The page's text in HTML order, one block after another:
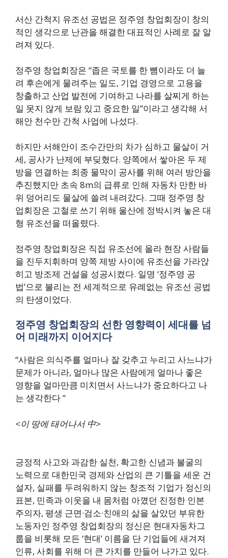
서산 간척지 유조선 공법은 정주영 창업회장이 창의
적인 생각으로 난관을 해결한 대표적인 사례로 잘 알
려져 있다.
정주영 창업회장은 “좁은 국토를 한 뼘이라도 더 늘
려 후손에게 물려주는 일도, 기업 경영으로 고용을
창출하고 산업 발전에 기여하고 나라를 살찌게 하는
일 못지 않게 보람 있고 중요한 일”이라고 생각해 서
해안 천수만 간척 사업에 나섰다.
하지만 서해안이 조수간만의 차가 심하고 물살이 거
세, 공사가 난제에 부딪혔다. 양쪽에서 쌓아온 두 제
방을 연결하는 최종 물막이 공사를 위해 여러 방안을
추진했지만 초속 8m의 급류로 인해 자동차 만한 바
위 덩어리도 물살에 쓸려 내려갔다. 그때 정주영 창
업회장은 고철로 쓰기 위해 울산에 정박시켜 놓은 대
형 유조선을 떠올렸다.
정주영 창업회장은 직접 유조선에 올라 현장 사람들
을 진두지휘하며 양쪽 제방 사이에 유조선을 가라앉
히고 방조제 건설을 성공시켰다. 일명 ‘정주영 공
법’으로 불리는 전 세계적으로 유례없는 유조선 공법
의 탄생이었다.
정주영 창업회장의 선한 영향력이 세대를 넘
어 미래까지 이어지다
“사람은 의식주를 얼마나 잘 갖추고 누리고 사느냐가
문제가 아니라, 얼마나 많은 사람에게 얼마나 좋은
영향을 얼마만큼 미치면서 사느냐가 중요하다고 나
는 생각한다 “
<이 땅에 태어나서 中>
긍정적 사고와 과감한 실천, 확고한 신념과 불굴의
노력으로 대한민국 경제와 산업의 큰 기틀을 세운 건
설자, 실패를 두려워하지 않는 창조적 기업가 정신의
표본, 민족과 이웃을 내 몸처럼 아꼈던 진정한 인본
주의자, 평생 근면·검소·친애의 삶을 살았던 부유한
노동자인 정주영 창업회장의 정신은 현대자동차그
룹을 비롯해 모든 ‘현대’ 이름을 단 기업들에 새겨져
인류, 사회를 위해 더 큰 가치를 만들어 나가고 있다.